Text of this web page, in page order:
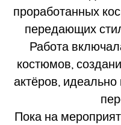
проработанных
передающих
Работа
костюмов,
актёров,
Пока на